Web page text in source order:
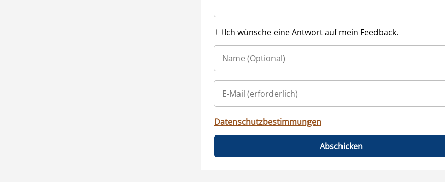
Ich wünsche eine Antwort auf mein Feedback.
Datenschutzbestimmungen
Abschicken